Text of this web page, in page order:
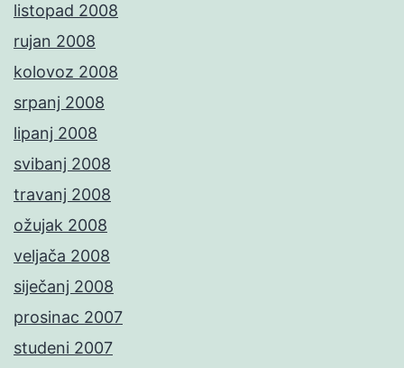
listopad 2008
rujan 2008
kolovoz 2008
srpanj 2008
lipanj 2008
svibanj 2008
travanj 2008
ožujak 2008
veljača 2008
siječanj 2008
prosinac 2007
studeni 2007